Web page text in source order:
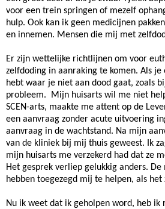
voor een trein springen of mezelf
hulp. Ook kan ik geen medicijnen
en innemen. Mensen die mij met
Er zijn wettelijke richtlijnen om voor
zelfdoding in aanraking te komen. Als je
hebt waar je niet aan dood gaat, zoals
probleem. Mijn huisarts wil me niet
SCEN-arts, maakte me attent op de
een aanvraag zonder acute uitvoering
aanvraag in de wachtstand. Na mijn
van de kliniek bij mij thuis geweest. Ik
mijn huisarts me verzekerd had dat ze
Het gesprek verliep gelukkig anders.
hebben toegezegd mij te helpen, als het
Nu ik weet dat ik geholpen word, heb ik